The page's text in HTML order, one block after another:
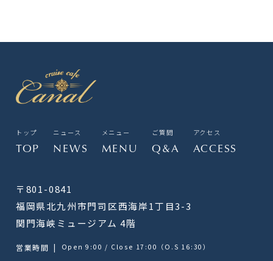
〒801-0841
福岡県北九州市門司区西海岸1丁目3-3
関門海峡ミュージアム 4階
営業時間 | Open 9:00 / Close 17:00（O.S 16:30）
トップ
TOP
ニュース
NEWS
メニュー
MENU
ご質問
Q&A
アクセス
ACCESS